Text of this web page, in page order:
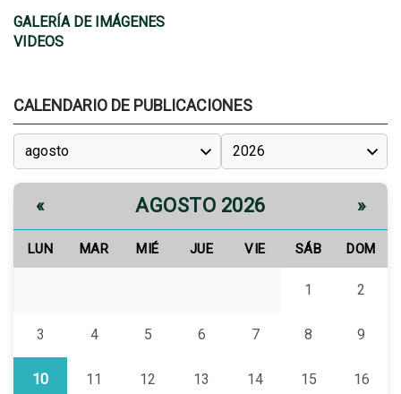
GALERÍA DE IMÁGENES
VIDEOS
CALENDARIO DE PUBLICACIONES
« AGOSTO 2026 »
LUN MAR MIÉ JUE VIE SÁB DOM
1 2
3 4 5 6 7 8 9
10 11 12 13 14 15 16